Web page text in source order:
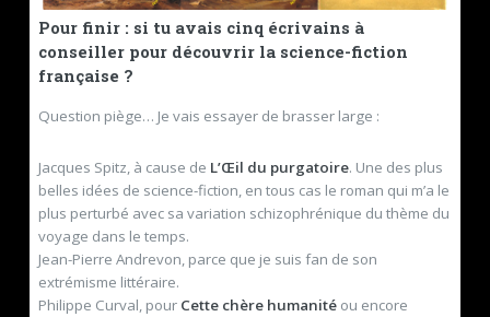
Pour finir : si tu avais cinq écrivains à
conseiller pour découvrir la science-fiction
française ?
Question piège… Je vais essayer de brasser large :
Jacques Spitz, à cause de L’Œil du purgatoire. Une des plus
belles idées de science-fiction, en tous cas le roman qui m’a le
plus perturbé avec sa variation schizophrénique du thème du
voyage dans le temps.
Jean-Pierre Andrevon, parce que je suis fan de son
extrémisme littéraire.
Philippe Curval, pour Cette chère humanitéou encore